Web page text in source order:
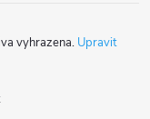
vyhrazena. Upravit